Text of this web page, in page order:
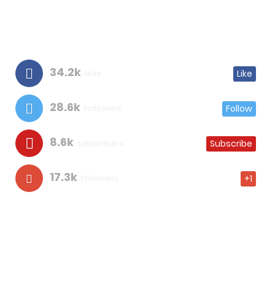
34.2k Like
28.6k Follow
8.6k Subscribe
17.3k +1